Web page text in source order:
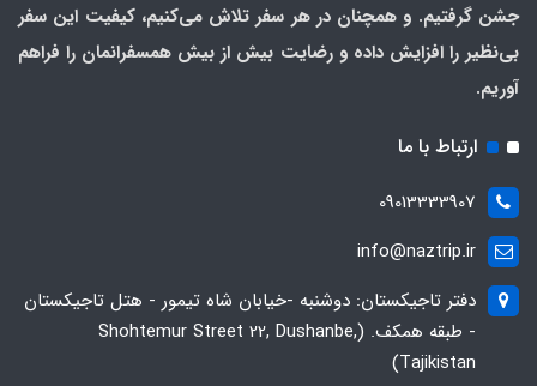
جشن گرفتیم. و همچنان در هر سفر تلاش می‌کنیم، کیفیت این سفر
بی‌نظیر را افزایش داده و رضایت بیش از بیش همسفرانمان را فراهم
آوریم.
ارتباط با ما
09013333907
info@naztrip.ir
دفتر تاجیکستان: دوشنبه -خیابان شاه تیمور - هتل تاجیکستان
- طبقه همکف. (Shohtemur Street 22, Dushanbe,
Tajikistan)